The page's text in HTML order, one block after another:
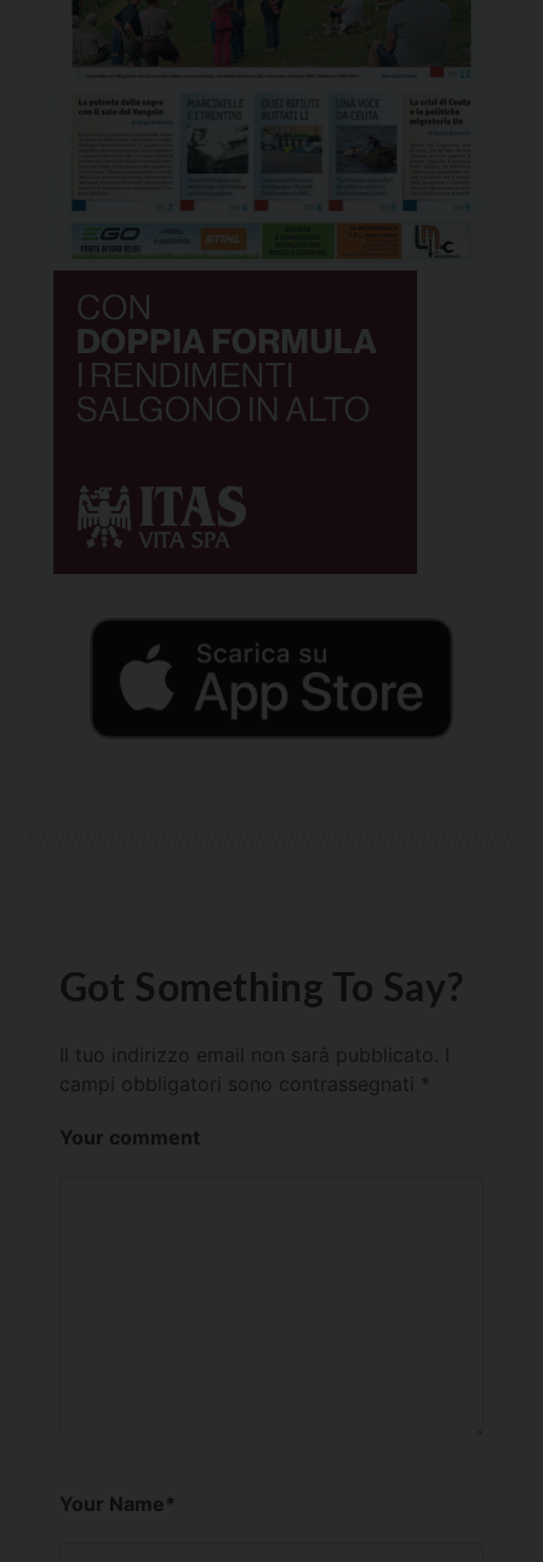
Got Something To Say?
Il tuo indirizzo email non sarà pubblicato.
campi obbligatori sono contrassegnati *
Your comment
Your Name*